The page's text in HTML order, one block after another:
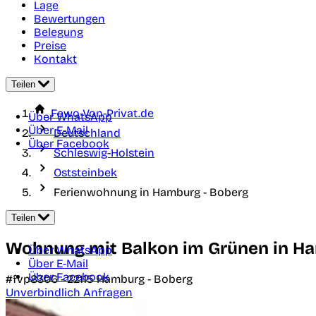
Lage
Bewertungen
Belegung
Preise
Kontakt
Teilen
Über WhatsApp
Über E-Mail
Über Facebook
Fewo-Von-Privat.de
Deutschland
Schleswig-Holstein
Oststeinbek
Ferienwohnung in Hamburg - Boberg
Teilen
Über WhatsApp
Über E-Mail
Über Facebook
Wohnung mit Balkon im Grünen in
#fvp8306 -22115Hamburg - Boberg
Unverbindlich Anfragen